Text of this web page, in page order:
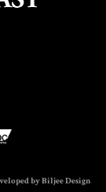
by Biljee Design